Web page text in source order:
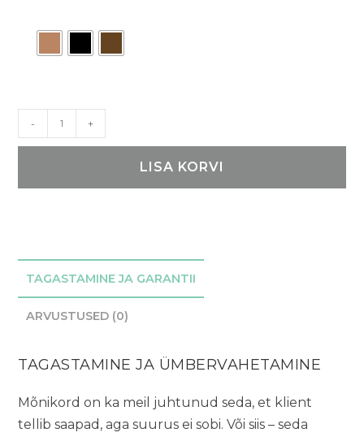
meeste
37
- +
LISA KORVI
TAGASTAMINE JA GARANTII
ARVUSTUSED (0)
TAGASTAMINE JA ÜMBERVAHETAMINE
Mõnikord on ka meil juhtunud seda, et klient
tellib saapad, aga suurus ei sobi. Või siis – seda